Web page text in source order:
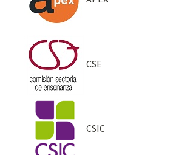
CSE
CSIC